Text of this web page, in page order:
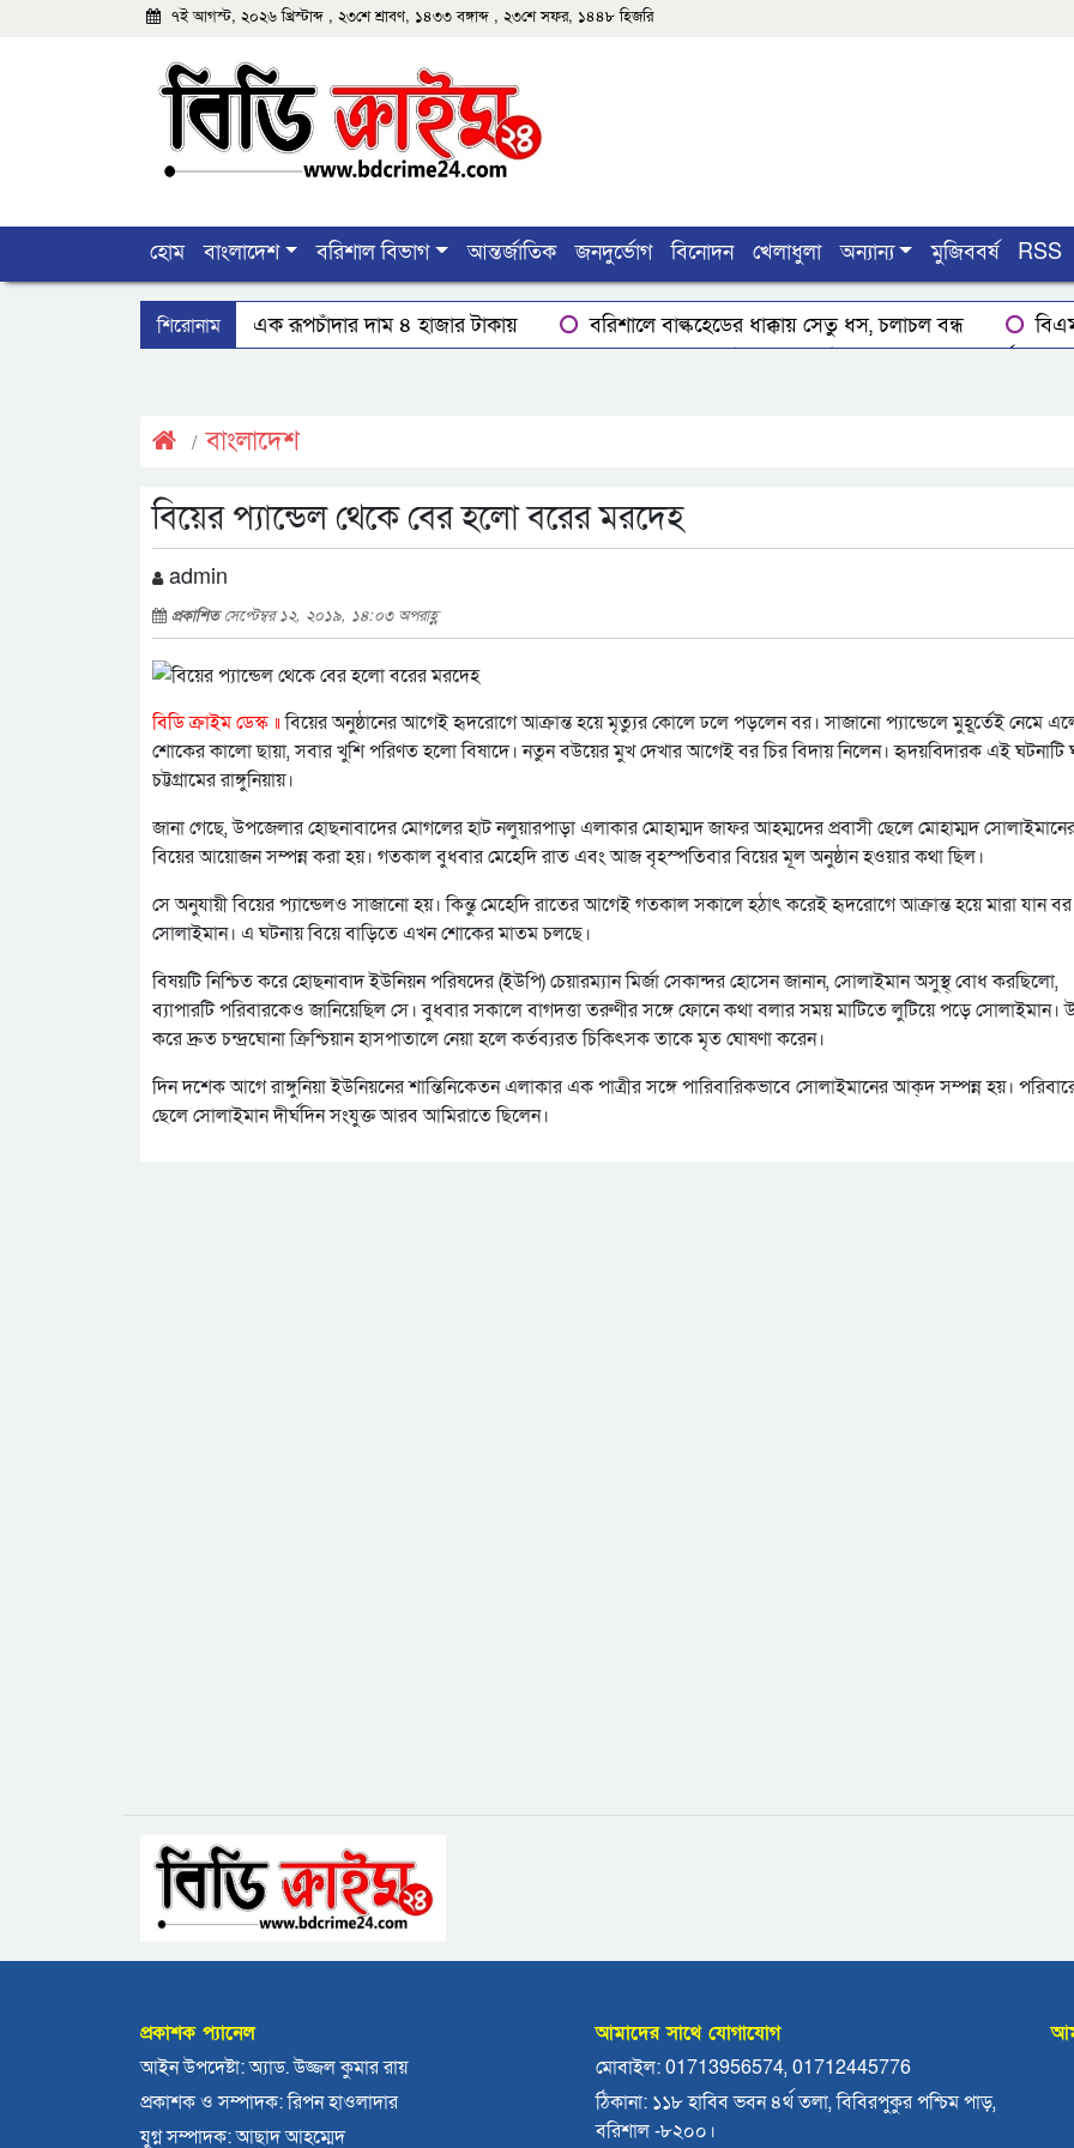
৭ই আগস্ট, ২০২৬ খ্রিস্টাব্দ , ২৩শে শ্রাবণ, ১৪৩৩ বঙ্গাব্দ , ২৩শে সফর, ১৪৪৮ হিজরি
হোম বাংলাদেশ বরিশাল বিভাগ আন্তর্জাতিক জনদুর্ভোগ বিনোদন খেলাধুলা অন্যান্য মুজিববর্ষ RSS
শিরোনাম
বঙ্গোপসাগরের এক রূপচাঁদার দাম ৪ হাজার টাকায় বরিশালে বাল্কহেডের ধাক্কায় সেতু ধস, চলাচল বন্ধ
বাংলাদেশ
বিয়ের প্যান্ডেল থেকে বের হলো বরের মরদেহ
admin
প্রকাশিতসেপ্টেম্বর ১২, ২০১৯, ১৪:০৩ অপরাহ্ণ
বিডি ক্রাইম ডেস্ক ॥বিয়ের অনুষ্ঠানের আগেই হৃদরোগে আক্রান্ত হয়ে মৃত্যুর কোলে ঢলে পড়লেন বর। সাজানো প্যান্ডেলে মুহূর্তেই নেমে
শোকের কালো ছায়া, সবার খুশি পরিণত হলো বিষাদে। নতুন বউয়ের মুখ দেখার আগেই বর চির বিদায় নিলেন। হৃদয়বিদারক এই ঘটনাটি
চট্টগ্রামের রাঙ্গুনিয়ায়।
জানা গেছে, উপজেলার হোছনাবাদের মোগলের হাট নলুয়ারপাড়া এলাকার মোহাম্মদ জাফর আহম্মদের প্রবাসী ছেলে মোহাম্মদ
বিয়ের আয়োজন সম্পন্ন করা হয়। গতকাল বুধবার মেহেদি রাত এবং আজ বৃহস্পতিবার বিয়ের মূল অনুষ্ঠান হওয়ার কথা ছিল।
সে অনুযায়ী বিয়ের প্যান্ডেলও সাজানো হয়। কিন্তু মেহেদি রাতের আগেই গতকাল সকালে হঠাৎ করেই হৃদরোগে আক্রান্ত হয়ে মারা যান বর
সোলাইমান। এ ঘটনায় বিয়ে বাড়িতে এখন শোকের মাতম চলছে।
বিষয়টি নিশ্চিত করে হোছনাবাদ ইউনিয়ন পরিষদের (ইউপি) চেয়ারম্যান মির্জা সেকান্দর হোসেন জানান, সোলাইমান অসুস্থ্ বোধ করছিলো,
ব্যাপারটি পরিবারকেও জানিয়েছিল সে। বুধবার সকালে বাগদত্তা তরুণীর সঙ্গে ফোনে কথা বলার সময় মাটিতে লুটিয়ে পড়ে সোলাইমান।
করে দ্রুত চন্দ্রঘোনা ক্রিশ্চিয়ান হাসপাতালে নেয়া হলে কর্তব্যরত চিকিৎসক তাকে মৃত ঘোষণা করেন।
দিন দশেক আগে রাঙ্গুনিয়া ইউনিয়নের শান্তিনিকেতন এলাকার এক পাত্রীর সঙ্গে পারিবারিকভাবে সোলাইমানের আক্‌দ সম্পন্ন হয়।
ছেলে সোলাইমান দীর্ঘদিন সংযুক্ত আরব আমিরাতে ছিলেন।
প্রকাশক প্যানেল
আইন উপদেষ্টা: অ্যাড. উজ্জল কুমার রায়
প্রকাশক ও সম্পাদক: রিপন হাওলাদার
যুগ্ন সম্পাদক: আছাদ আহম্মেদ
আমাদের সাথে যোগাযোগ
মোবাইল: 01713956574, 01712445776
ঠিকানা: ১১৮ হাবিব ভবন ৪র্থ তলা, বিবিরপুকুর পশ্চিম পাড়,
বরিশাল -৮২০০।